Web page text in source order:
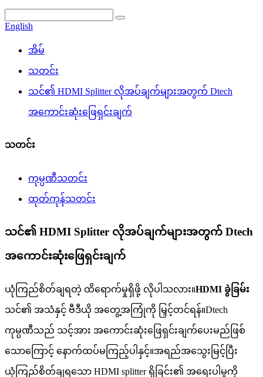
English
အိမ်
သတင်း
သင်၏ HDMI Splitter လိုအပ်ချက်များအတွက် Dtech
အကောင်းဆုံးဖြေရှင်းချက်
သတင်း
ကုမ္ပဏီသတင်း
ထုတ်ကုန်သတင်း
သင်၏ HDMI Splitter လိုအပ်ချက်များအတွက် Dtech
အကောင်းဆုံးဖြေရှင်းချက်
ယုံကြည်စိတ်ချရတဲ့ ထိရောက်မှုရှိဖို့ လိုပါသလား။HDMI ခွဲခြမ်း
သင်၏ အသံနှင့် ဗီဒီယို အတွေ့အကြုံကို မြှင့်တင်ရန်။Dtech
ကုမ္ပဏီသည် သင့်အား အကောင်းဆုံးဖြေရှင်းချက်ပေးမည်ဖြစ်
သောကြောင့် နောက်ထပ်မကြည့်ပါနှင့်။အရည်အသွေးမြင့်ပြီး
ယုံကြည်စိတ်ချရသော HDMI splitter ရှိခြင်း၏ အရေးပါမှုကို